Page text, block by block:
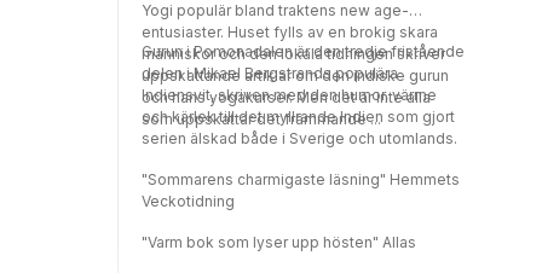
Yogi populär bland traktens new age-
entusiaster. Huset fylls av en brokig skara
människor och den lokala tidningen skriver
uppskattande artiklar om den indiske gurun
och hans yogakurser. Men det är inte alla
som uppskattar det främmande ...
Gurun i Pomonadalen är den tredje fristående
delen i Mikael Bergstrands populära
Indiensvit, skriven med den humor, värme
och kärlek till det myllrande Indien som gjort
serien älskad både i Sverige och utomlands.
"Sommarens charmigaste läsning" Hemmets
Veckotidning
"Varm bok som lyser upp hösten" Allas